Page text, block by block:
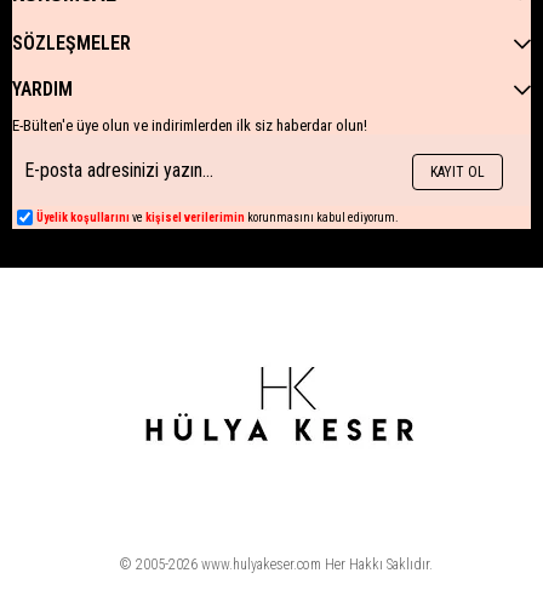
SÖZLEŞMELER
YARDIM
E-Bülten'e üye olun ve indirimlerden ilk siz haberdar olun!
KAYIT OL
Üyelik koşullarını ve kişisel verilerimin korunmasını kabul ediyorum.
© 2005-2026 www.hulyakeser.com Her Hakkı Saklıdır.